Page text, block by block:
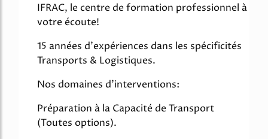
IFRAC, le centre de formation professionnel à
votre écoute!
15 années d'expériences dans les spécificités
Transports & Logistiques.
Nos domaines d'interventions:
Préparation à la Capacité de Transport
(Toutes options).